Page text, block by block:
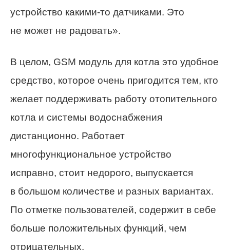
устройство какими-то датчиками. Это
не может не радовать».
В целом, GSM модуль для котла это удобное
средство, которое очень пригодится тем, кто
желает поддерживать работу отопительного
котла и системы водоснабжения
дистанционно. Работает
многофункциональное устройство
исправно, стоит недорого, выпускается
в большом количестве и разных вариантах.
По отметке пользователей, содержит в себе
больше положительных функций, чем
отрицательных.